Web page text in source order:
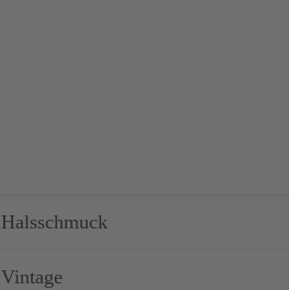
Halsschmuck
Vintage